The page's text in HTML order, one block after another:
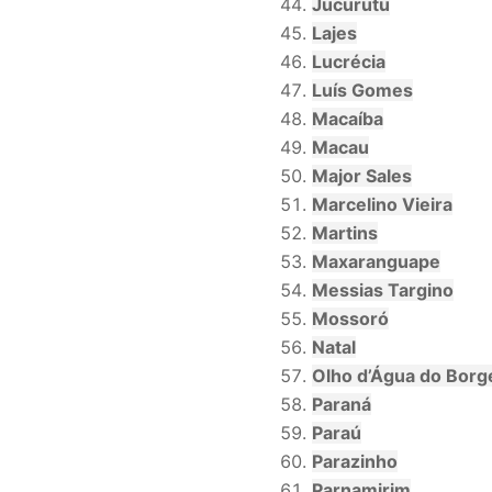
Lajes
Lucrécia
Luís Gomes
Macaíba
Macau
Major Sales
Marcelino Vieira
Martins
Maxaranguape
Messias Targino
Mossoró
Natal
Olho d’Água do
Paraná
Paraú
Parazinho